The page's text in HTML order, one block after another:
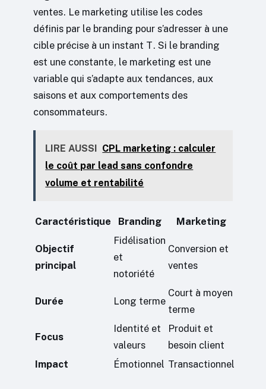
ventes. Le marketing utilise les codes
définis par le branding pour s’adresser à une
cible précise à un instant T. Si le branding
est une constante, le marketing est une
variable qui s’adapte aux tendances, aux
saisons et aux comportements des
consommateurs.
LIRE AUSSI CPL marketing : calculer
le coût par lead sans confondre
volume et rentabilité
Caractéristique Branding Marketing
Objectif
principal
Fidélisation
et
notoriété
Conversion et
ventes
Durée Long terme
Court à moyen
terme
Focus
Identité et
valeurs
Produit et
besoin client
Impact
Émotionnel Transactionnel